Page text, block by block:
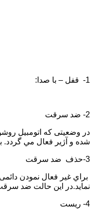
1- قفل – با صدا: 1-2 باز : 1-3 قفل – بی صدا :
2- ضد سرقت
در وضعيتی كه اتومبيل
شده و آژير فعال مي گردد.
3-حذف ضد سرقت
نمايد.در اين حالت ضد
4- ريست